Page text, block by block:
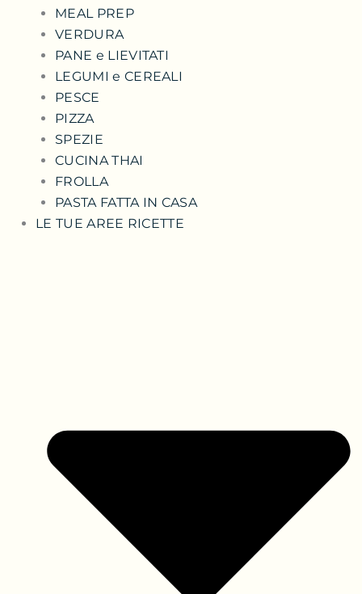
MEAL PREP
VERDURA
PANE e LIEVITATI
LEGUMI e CEREALI
PESCE
PIZZA
SPEZIE
CUCINA THAI
FROLLA
PASTA FATTA IN CASA
LE TUE AREE RICETTE